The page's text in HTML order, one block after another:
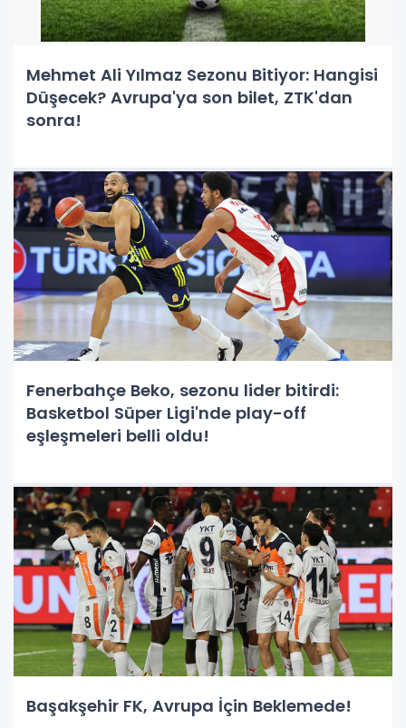
Mehmet Ali Yılmaz Sezonu Bitiyor: Hangisi
Düşecek? Avrupa'ya son bilet, ZTK'dan
sonra!
Fenerbahçe Beko, sezonu lider bitirdi:
Basketbol Süper Ligi'nde play-off
eşleşmeleri belli oldu!
Başakşehir FK, Avrupa İçin Beklemede!